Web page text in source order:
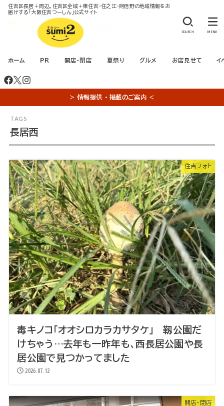
住吉区長居＋周辺。住吉区全域＋東住吉・住之江・阿倍野の地域情報をお
届けする「大阪住吉つーしん」公式サイト
ホーム PR 開店・閉店 夏祭り グルメ お店見せて イ
SEARCH MENU
＞ 情報提供 ・ 掲載のご案内 ＜
長居西
住吉フォト
毒キノコ「オオシロカラカサタケ」 靱公園だ
けちゃう…去年も一昨年も、西長居公園や長
居公園で見つかってました
2026.07.12
開店・閉店